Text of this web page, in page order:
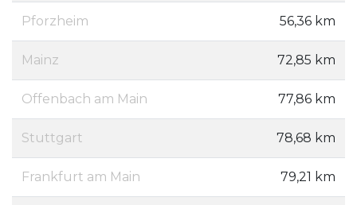
Pforzheim 56,36 km
Mainz 72,85 km
Offenbach am Main 77,86 km
Stuttgart 78,68 km
Frankfurt am Main 79,21 km